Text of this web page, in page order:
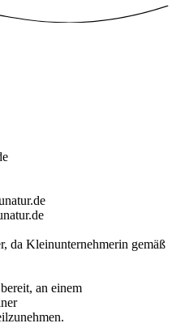
da Kleinunternehmerin gemäß
an einem